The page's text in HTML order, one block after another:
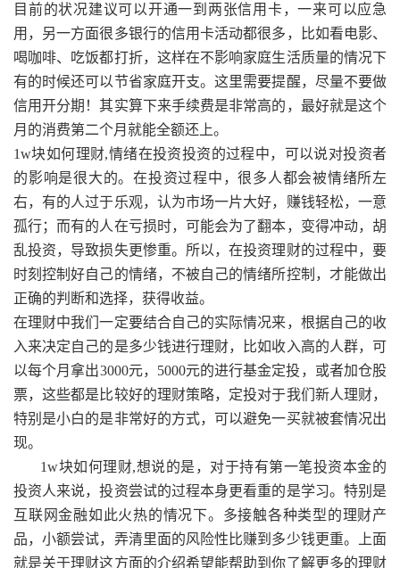
目前的状况建议可以开通一到两张信用卡，一来可以应急
用，另一方面很多银行的信用卡活动都很多，比如看电影、
喝咖啡、吃饭都打折，这样在不影响家庭生活质量的情况下
有的时候还可以节省家庭开支。这里需要提醒，尽量不要做
信用开分期！其实算下来手续费是非常高的，最好就是这个
月的消费第二个月就能全额还上。
1w块如何理财,情绪在投资投资的过程中，可以说对投资者
的影响是很大的。在投资过程中，很多人都会被情绪所左
右，有的人过于乐观，认为市场一片大好，赚钱轻松，一意
孤行；而有的人在亏损时，可能会为了翻本，变得冲动，胡
乱投资，导致损失更惨重。所以，在投资理财的过程中，要
时刻控制好自己的情绪，不被自己的情绪所控制，才能做出
正确的判断和选择，获得收益。
在理财中我们一定要结合自己的实际情况来，根据自己的收
入来决定自己的是多少钱进行理财，比如收入高的人群，可
以每个月拿出3000元，5000元的进行基金定投，或者加仓股
票，这些都是比较好的理财策略，定投对于我们新人理财，
特别是小白的是非常好的方式，可以避免一买就被套情况出
现。
1w块如何理财,想说的是，对于持有第一笔投资本金的
投资人来说，投资尝试的过程本身更看重的是学习。特别是
互联网金融如此火热的情况下。多接触各种类型的理财产
品，小额尝试，弄清里面的风险性比赚到多少钱更重。上面
就是关于理财这方面的介绍希望能帮助到你了解更多的理财